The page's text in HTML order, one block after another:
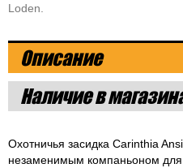
Loden.
Описание
Наличие в
Охотничья засидка Carinthia
незаменимым компаньоном для